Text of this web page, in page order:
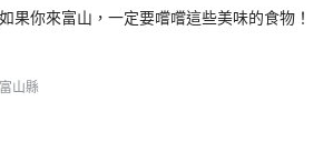
如果你來富山，一定要嚐嚐這些美味的食物！
富山縣